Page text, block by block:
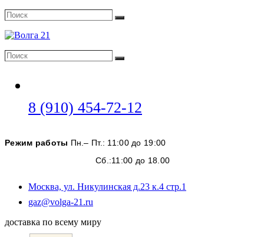
Поиск
Поиск
Поиск
Поиск
8 (910) 454-72-12
вашем
приложении
Режим работы Пн.– Пт.: 11:00 до 19:00
Сб.:11:00 до 18.00
Москва, ул. Никулинская д.23 к.4 стр.1
gaz@volga-21.ru
вашем
доставка по всему миру